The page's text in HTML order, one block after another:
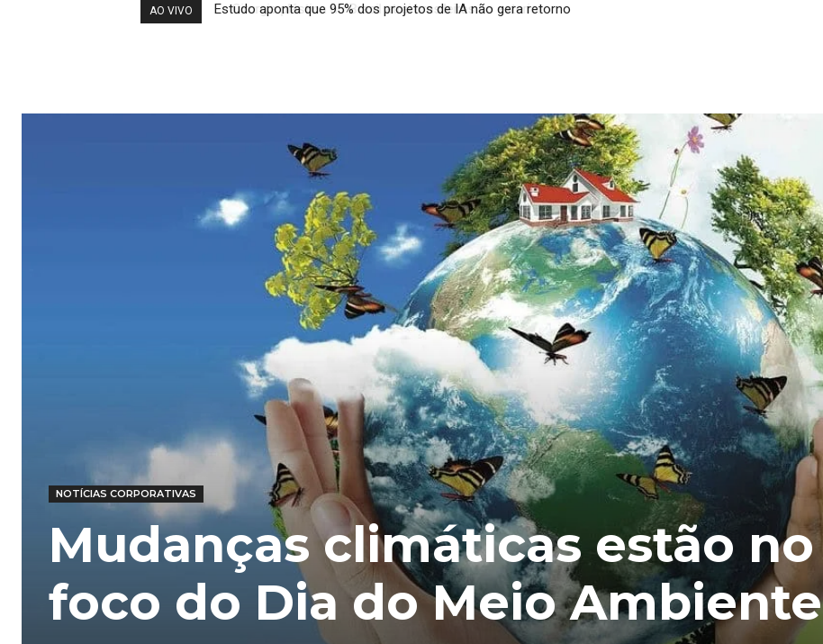
AO VIVO Cirurgia plástica no Brasil atrai brasileiras no exterior
NOTÍCIAS CORPORATIVAS
Mudanças climáticas estão no
foco do Dia do Meio Ambiente